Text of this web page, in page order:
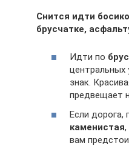
Снится идти
брусчатке,
Идти по
центральных
знак.
предвещает
Если дорога,
каменистая,
вам